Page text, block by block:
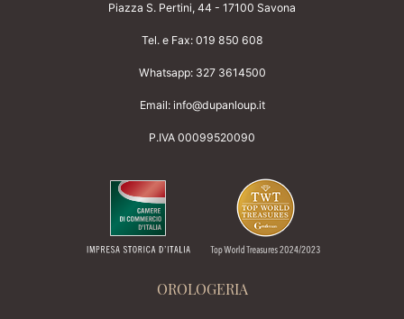
Piazza S. Pertini, 44 - 17100 Savona
Tel. e Fax: 019 850 608
Whatsapp: 327 3614500
Email: info@dupanloup.it
P.IVA 00099520090
OROLOGERIA